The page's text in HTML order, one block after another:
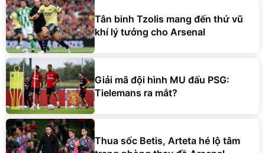
Tân binh Tzolis mang đến thứ vũ
khí lý tưởng cho Arsenal
Giải mã đội hình MU đấu PSG:
Tielemans ra mắt?
Thua sốc Betis, Arteta hé lộ tâm